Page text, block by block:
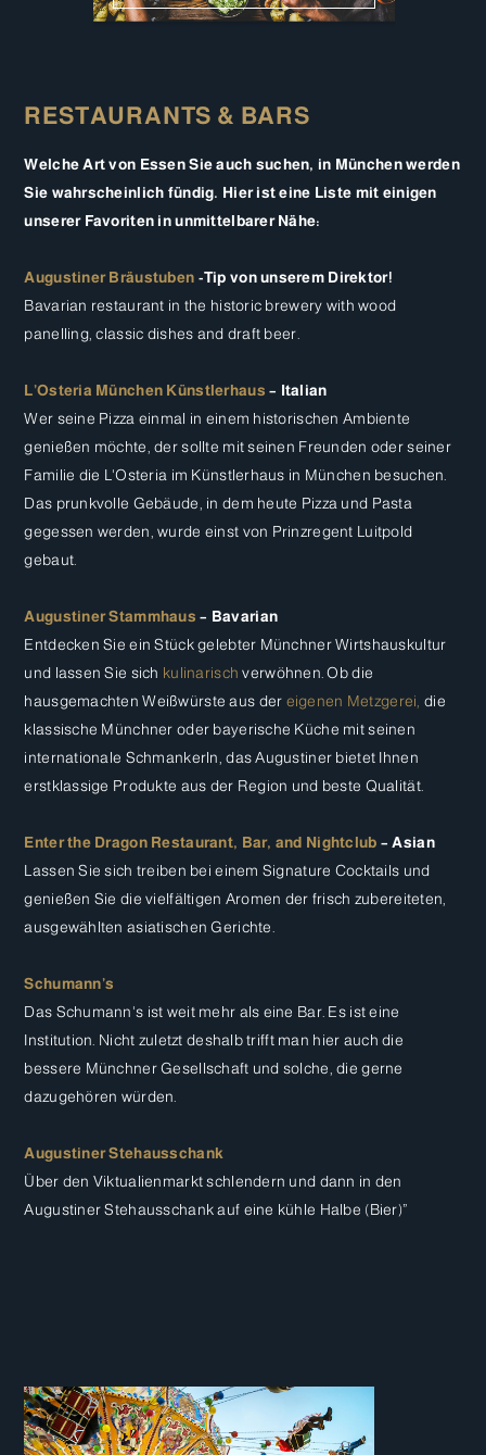
RESTAURANTS & BARS
Welche Art von Essen Sie auch suchen, in München werden
Sie wahrscheinlich fündig. Hier ist eine Liste mit einigen
unserer Favoriten in unmittelbarer Nähe:
Augustiner Bräustuben -Tip von unserem Direktor!
Bavarian restaurant in the historic brewery with wood
panelling, classic dishes and draft beer.
L’Osteria München Künstlerhaus – Italian
Wer seine Pizza einmal in einem historischen Ambiente
genießen möchte, der sollte mit seinen Freunden oder seiner
Familie die L'Osteria im Künstlerhaus in München besuchen.
Das prunkvolle Gebäude, in dem heute Pizza und Pasta
gegessen werden, wurde einst von Prinzregent Luitpold
gebaut.
Augustiner Stammhaus – Bavarian
Entdecken Sie ein Stück gelebter Münchner Wirtshauskultur
und lassen Sie sich kulinarisch verwöhnen. Ob die
hausgemachten Weißwürste aus der eigenen Metzgerei, die
klassische Münchner oder bayerische Küche mit seinen
internationale Schmankerln, das Augustiner bietet Ihnen
erstklassige Produkte aus der Region und beste Qualität.
Enter the Dragon Restaurant, Bar, and Nightclub – Asian
Lassen Sie sich treiben bei einem Signature Cocktails und
genießen Sie die vielfältigen Aromen der frisch zubereiteten,
ausgewählten asiatischen Gerichte.
Schumann’s
Das Schumann's ist weit mehr als eine Bar. Es ist eine
Institution. Nicht zuletzt deshalb trifft man hier auch die
bessere Münchner Gesellschaft und solche, die gerne
dazugehören würden.
Augustiner Stehausschank
Über den Viktualienmarkt schlendern und dann in den
Augustiner Stehausschank auf eine kühle Halbe (Bier)”